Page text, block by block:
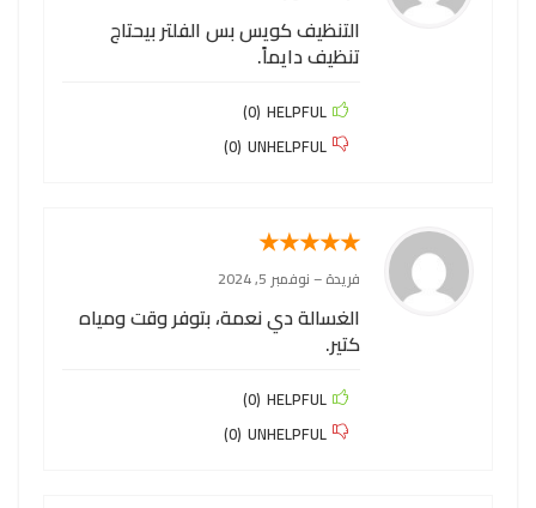
التنظيف كويس بس الفلتر بيحتاج
تنظيف دايماً.
HELPFUL
(
0
)
UNHELPFUL
(
0
)
★
★
★
★
★
فريدة–نوفمبر 5, 2024
الغسالة دي نعمة، بتوفر وقت ومياه
كتير.
HELPFUL
(
0
)
UNHELPFUL
(
0
)